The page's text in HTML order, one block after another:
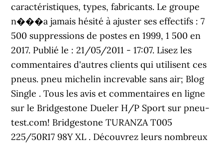
caractéristiques, types, fabricants. Le groupe
n���a jamais hésité à ajuster ses effectifs : 7
500 suppressions de postes en 1999, 1 500 en
2017. Publié le : 21/05/2011 - 17:07. Lisez les
commentaires d'autres clients qui utilisent ces
pneus. pneu michelin increvable sans air; Blog
Single . Tous les avis et commentaires en ligne
sur le Bridgestone Dueler H/P Sport sur pneu-
test.com! Bridgestone TURANZA T005
225/50R17 98Y XL . Découvrez leurs nombreux